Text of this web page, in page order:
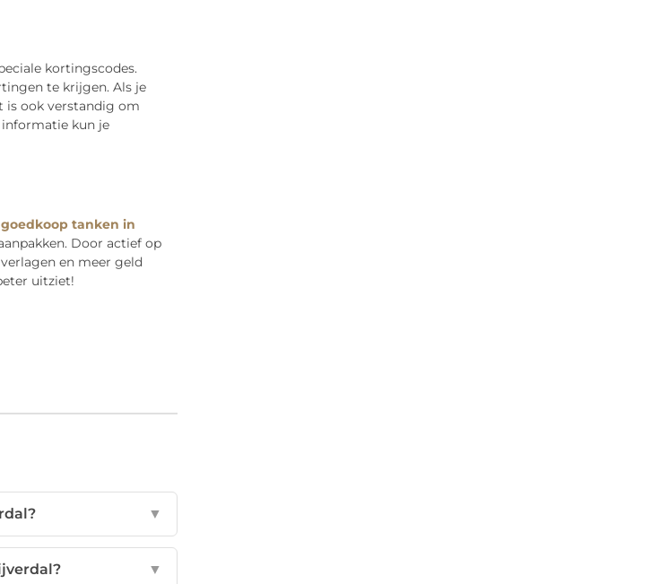
kortingscodes.
te krijgen. Als je
is ook verstandig om
informatie kun je
goedkoop tanken in
Door actief op
en meer geld
uitziet!
▼
▼